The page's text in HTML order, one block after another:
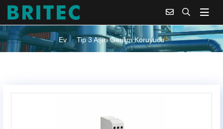
TIP 3 AŞIRI GERILIM KORUYUCU
Ev Tip 3 Aşırı Gerilim Koruyucu